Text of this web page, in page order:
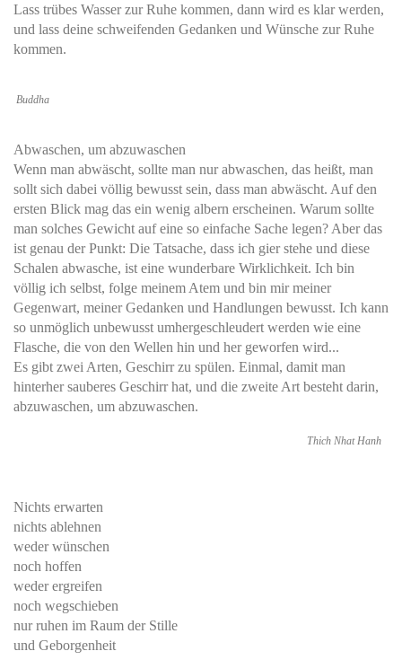
Lass trübes Wasser zur Ruhe kommen, dann wird es klar werden,
und lass deine schweifenden Gedanken und Wünsche zur Ruhe
kommen.
Buddha
Abwaschen, um abzuwaschen
Wenn man abwäscht, sollte man nur abwaschen, das heißt, man
sollt sich dabei völlig bewusst sein, dass man abwäscht. Auf den
ersten Blick mag das ein wenig albern erscheinen. Warum sollte
man solches Gewicht auf eine so einfache Sache legen? Aber das
ist genau der Punkt: Die Tatsache, dass ich gier stehe und diese
Schalen abwasche, ist eine wunderbare Wirklichkeit. Ich bin
völlig ich selbst, folge meinem Atem und bin mir meiner
Gegenwart, meiner Gedanken und Handlungen bewusst. Ich kann
so unmöglich unbewusst umhergeschleudert werden wie eine
Flasche, die von den Wellen hin und her geworfen wird...
Es gibt zwei Arten, Geschirr zu spülen. Einmal, damit man
hinterher sauberes Geschirr hat, und die zweite Art besteht darin,
abzuwaschen, um abzuwaschen.
Thich Nhat Hanh
Nichts erwarten
nichts ablehnen
weder wünschen
noch hoffen
weder ergreifen
noch wegschieben
nur ruhen im Raum der Stille
und Geborgenheit